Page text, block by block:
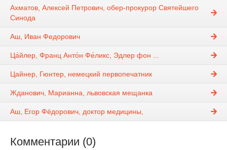
Ахматов, Алексей Петрович, обер-прокурор Святейшего
Синода
Аш, Иван Федорович
Ца́йлер, Франц Анто́н Фе́ликс, Эдлер фон ...
Цайнер, Гюнтер, немецкий первопечатник
Жданович, Марианна, львовская мещанка
Аш, Егор Фёдорович, доктор медицины,
Комментарии (0)